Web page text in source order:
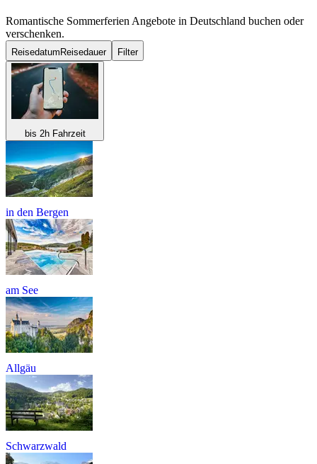
Romantische Sommerferien Angebote in Deutschland buchen oder
verschenken.
Reisedatum Reisedauer Filter
bis 2h Fahrzeit
in den Bergen
am See
Allgäu
Schwarzwald